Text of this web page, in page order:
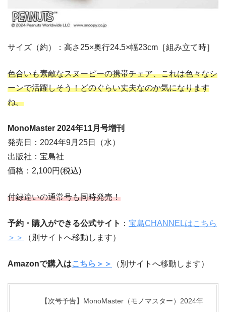
サイズ（約）：高さ25×奥行24.5×幅23cm［組み立て時］
色合いも素敵なスヌーピーの携帯チェア、これは色々なシ
ーンで活躍しそう！どのぐらい丈夫なのか気になります
ね。
MonoMaster 2024年11月 号増刊
発売日：2024年9月25日（水）
出版社：宝島社
価格：2,100円(税込)
付録違いの通常号も同時発売！
予約・購入ができる公式サイト ： 宝島CHANNELはこちら
＞＞
（別サイトへ移動します）
Amazonで購入はこちら＞＞ （別サイトへ移動します）
【次号予告】MonoMaster（モノマスター）2024年